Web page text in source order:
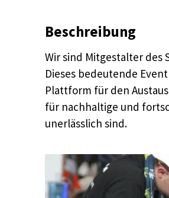
Beschreibung
Wir sind Mitgestalter des
Dieses bedeutende
Plattform für den
für nachhaltige und
unerlässlich sind.